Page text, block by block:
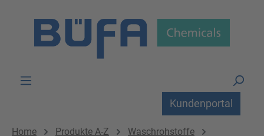
Kundenportal
Home Produkte A-Z
Waschrohstoffe